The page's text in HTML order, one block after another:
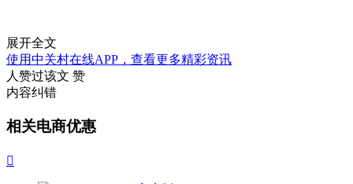
展开全文
使用中关村在线APP，查看更多精彩资讯
人赞过该文 赞
内容纠错
相关电商优惠
